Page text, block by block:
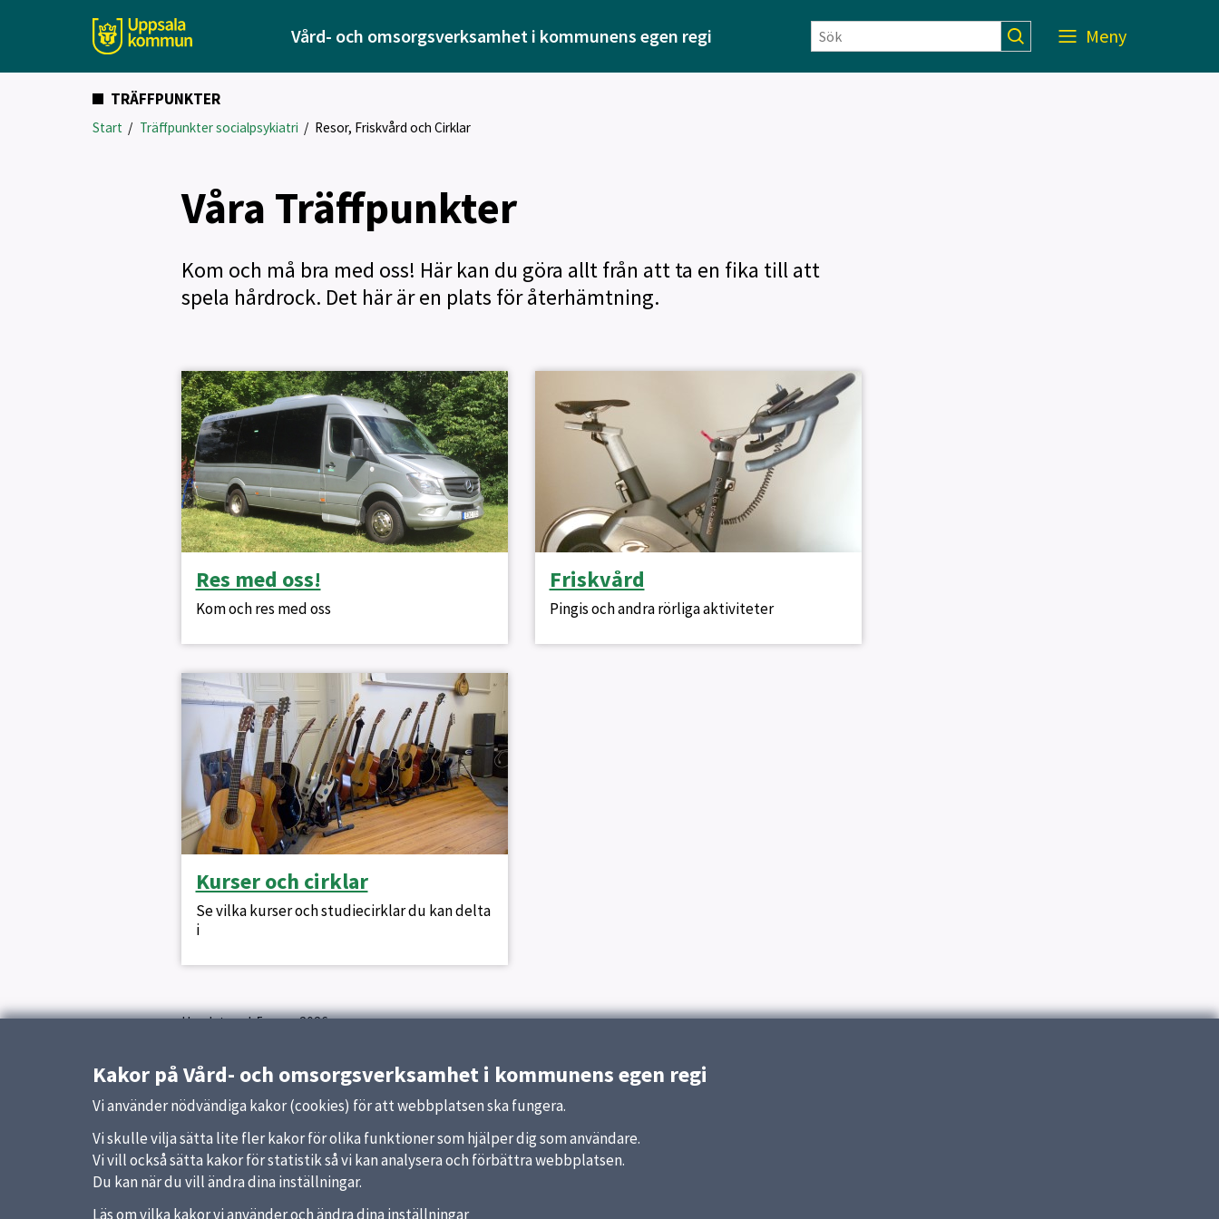
Vård- och omsorgsverksamhet i kommunens egen regi Meny
TRÄFFPUNKTER
Start / Träffpunkter socialpsykiatri / Resor, Friskvård och Cirklar
Våra Träffpunkter
Kom och må bra med oss! Här kan du göra allt från att ta en fika till att
spela hårdrock. Det här är en plats för återhämtning.
Res med oss!
Kom och res med oss
Friskvård
Pingis och andra rörliga aktiviteter
Kurser och cirklar
Se vilka kurser och studiecirklar du kan delta
i
Uppdaterad:5 mars 2026
Andra sidor under: Våra Träffpunkter
Friskvård
Kakor på Vård- och omsorgsverksamhet i kommunens egen regi
Vi använder nödvändiga kakor (cookies) för att webbplatsen ska fungera.
Vi skulle vilja sätta lite fler kakor för olika funktioner som hjälper dig som användare.
Vi vill också sätta kakor för statistik så vi kan analysera och förbättra webbplatsen.
Du kan när du vill ändra dina inställningar.
Läs om vilka kakor vi använder och ändra dina inställningar